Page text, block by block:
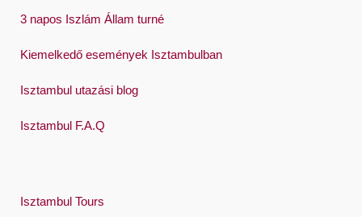
3 napos Iszlám Állam turné
Kiemelkedő események Isztambulban
Isztambul utazási blog
Isztambul F.A.Q
Isztambul Tours